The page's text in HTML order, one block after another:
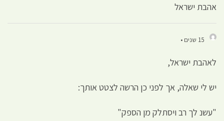
אהבת ישראל
15 שנים •
לאהבת ישראל,
יש לי שאלה, אך לפני כן הרשה לצטט אותך:
"עשנ לך רב ויסתלק מן הספק"